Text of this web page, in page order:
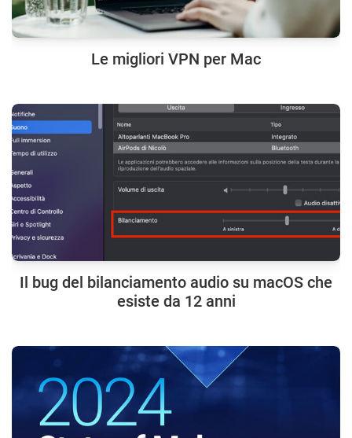
Le migliori VPN per Mac
Il bug del bilanciamento audio su macOS che
esiste da 12 anni